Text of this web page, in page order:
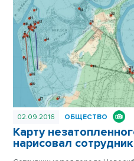
02.09.2016 ОБЩЕСТВО
Карту
нарисовал